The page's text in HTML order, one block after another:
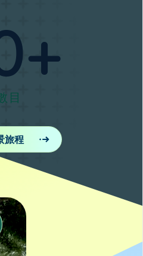
+
目
旅程